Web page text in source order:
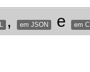
, em JSON e em